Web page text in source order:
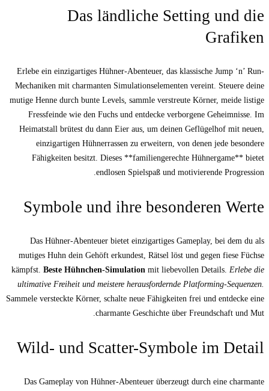
Das ländliche
Erlebe ein einzigartiges Hühner-Abenteuer,
Mechaniken mit charmanten
mutige Henne durch bunte Levels, sammle
Fressfeinde wie den Fuchs und
Heimatstall brütest du dann Eier aus, um
einzigartigen Hühnerrassen zu
Fähigkeiten besitzt. Dieses
endlosen Spielspaß
Symbole und ihre
Das Hühner-Abenteuer bietet
mutiges Huhn dein Gehöft erkundest,
kämpfst.Beste Hühnchen-Simulationmit
ultimative Freiheit und meistere
Sammele versteckte Körner, schalte neue
charmante
Wild- und Scatter-
Das Gameplay von Hühner-Abenteuer